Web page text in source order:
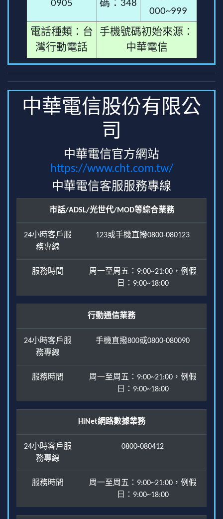
0905
碼：348
000~999
電話種類：台
灣行動電話
手機號碼初始來源：
中華電信
中華電信股份有限公
司
中華電信官方網站
https://www.cht.com.tw/
中華電信客服服務專線
市話/ADSL/光世代/MOD等綜合業務
24小時客戶服
務專線
123或手機直撥0800-080123
服務時間
周一至周五：9:00~21:00，例假
日：9:00~18:00
行動通信業務
24小時客戶服
務專線
手機直撥800或0800-080090
服務時間
周一至周五：9:00~21:00，例假
日：9:00~18:00
HiNet網路數據業務
24小時客戶服
務專線
0800-080412
服務時間
周一至周五：9:00~21:00，例假
日：9:00~18:00